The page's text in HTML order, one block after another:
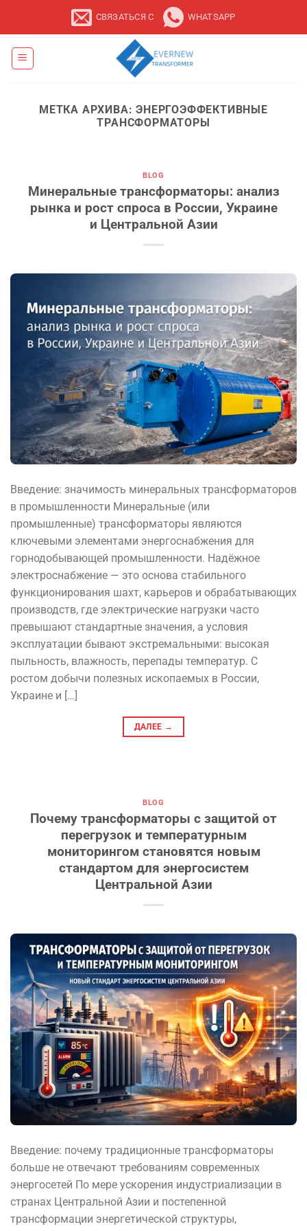
СВЯЗАТЬСЯ С WHATSAPP
МЕТКА АРХИВА:ЭНЕРГОЭФФЕКТИВНЫЕ
ТРАНСФОРМАТОРЫ
BLOG
Минеральные трансформаторы: анализ
рынка и рост спроса в России, Украине
и Центральной Азии
Введение: значимость минеральных трансформаторов
в промышленности Минеральные (или
промышленные) трансформаторы являются
ключевыми элементами энергоснабжения для
горнодобывающей промышленности. Надёжное
электроснабжение — это основа стабильного
функционирования шахт, карьеров и обрабатывающих
производств, где электрические нагрузки часто
превышают стандартные значения, а условия
эксплуатации бывают экстремальными: высокая
пыльность, влажность, перепады температур. С
ростом добычи полезных ископаемых в России,
Украине и […]
ДАЛЕЕ →
BLOG
Почему трансформаторы с защитой от
перегрузок и температурным
мониторингом становятся новым
стандартом для энергосистем
Центральной Азии
Введение: почему традиционные трансформаторы
больше не отвечают требованиям современных
энергосетей По мере ускорения индустриализации в
странах Центральной Азии и постепенной
трансформации энергетической структуры,